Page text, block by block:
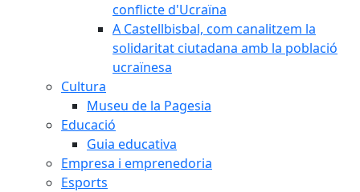
conflicte d'Ucraïna
A Castellbisbal, com canalitzem la
solidaritat ciutadana amb la població
ucraïnesa
Cultura
Museu de la Pagesia
Educació
Guia educativa
Empresa i emprenedoria
Esports